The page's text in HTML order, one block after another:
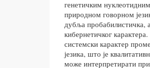
генетичким
природном говорном
дубља пробабилистичка,
кибернетичког
системски карактер
језика, што је
може интерпретирати